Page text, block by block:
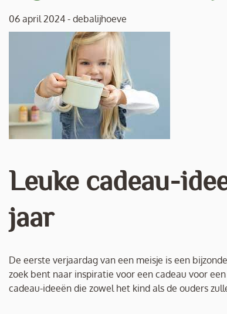
06 april 2024 - debalijhoeve
Leuke cadeau-
jaar
De eerste verjaardag van een meisje is een
zoek bent naar inspiratie voor een cadeau voor
cadeau-ideeën die zowel het kind als de ouders